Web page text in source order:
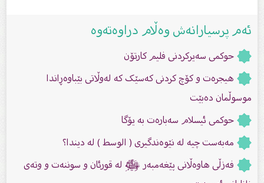
ئەم پرسیارانەش وەڵام دراوەتەوە
حوکمی سەیرکردنی فلیم کارتۆن
هیجرەت و کۆچ کردنى کەسێک کە لەوڵاتی بێباوەڕاندا
موسوڵمان دەبێت
حوكمی ئیسلام سەبارەت بە یۆگا
مەبەست چیە لە نێوەندگیرى ( الوسط ) لە دیندا؟
فەزڵی هاوەڵانی پێغەمبەر ﷺ لە قورئان و سوننەت و وتەى